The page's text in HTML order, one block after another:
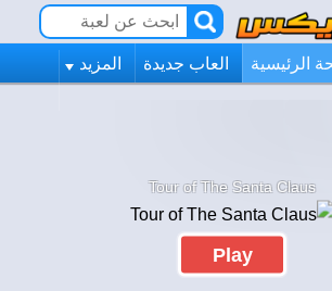
الرئيسية العاب جديدة المزيد
Tour of The Santa Claus
Play